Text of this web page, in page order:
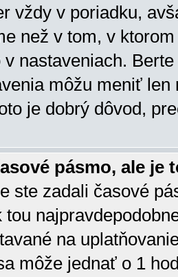
vždy v poriadku,
než v tom, v
nastaveniach.
môžu meniť
je dobrý dôvod,
pásmo, ale je
ste zadali časové
tou
na
môže jednať o 1